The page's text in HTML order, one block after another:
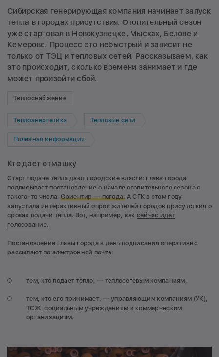
Сибирская генерирующая компания начинает запуск
тепла в городах присутствия. Отопительный сезон
уже стартовал в Новокузнецке, Мысках, Белове и
Кемерове. Процесс это небыстрый и зависит не
только от ТЭЦ и тепловых сетей. Рассказываем, как
это происходит, сколько времени занимает и где
может произойти сбой.
Теплоснабжение
Теплоэнергетика Тепловые сети
Полезная информация
Кто дает отмашку
Старт подаче тепла дают городские власти: глава города
подписывает постановление о начале отопительного сезона с
такого-то числа. Ориентир — погода. А СГК в этом году
запустила интерактивный опрос жителей городов присутствия о
сроках подачи тепла. Вот, например, как сейчас идет
голосование.
Постановление главы города в день подписания оперативно
рассылают по электронной почте:
тем, кто подает тепло, — теплосетевым компаниям,
тем, кто его принимает, — управляющим компаниям (УК),
ТСЖ, социальным учреждениям и коммерческим
организациям.